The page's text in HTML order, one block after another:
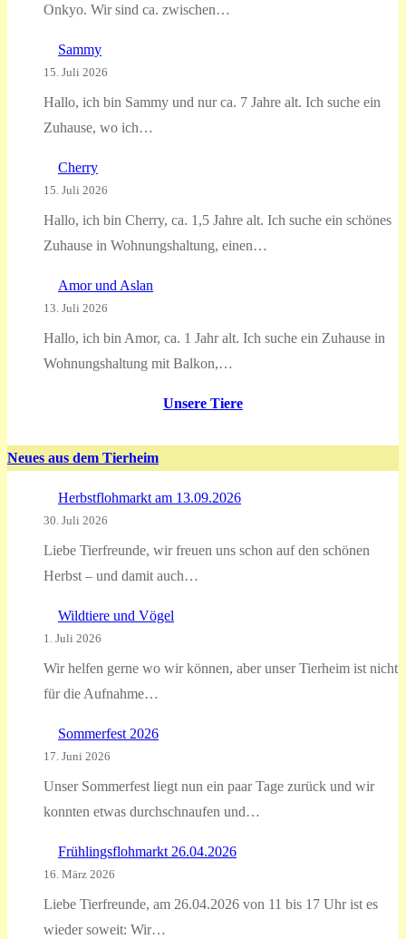
Onkyo. Wir sind ca. zwischen…
Sammy
15. Juli 2026
Hallo, ich bin Sammy und nur ca. 7 Jahre alt. Ich suche ein
Zuhause, wo ich…
Cherry
15. Juli 2026
Hallo, ich bin Cherry, ca. 1,5 Jahre alt. Ich suche ein schönes
Zuhause in Wohnungshaltung, einen…
Amor und Aslan
13. Juli 2026
Hallo, ich bin Amor, ca. 1 Jahr alt. Ich suche ein Zuhause in
Wohnungshaltung mit Balkon,…
Unsere Tiere
Neues aus dem Tierheim
Herbstflohmarkt am 13.09.2026
30. Juli 2026
Liebe Tierfreunde, wir freuen uns schon auf den schönen
Herbst – und damit auch…
Wildtiere und Vögel
1. Juli 2026
Wir helfen gerne wo wir können, aber unser Tierheim ist nicht
für die Aufnahme…
Sommerfest 2026
17. Juni 2026
Unser Sommerfest liegt nun ein paar Tage zurück und wir
konnten etwas durchschnaufen und…
Frühlingsflohmarkt 26.04.2026
16. März 2026
Liebe Tierfreunde, am 26.04.2026 von 11 bis 17 Uhr ist es
wieder soweit: Wir…